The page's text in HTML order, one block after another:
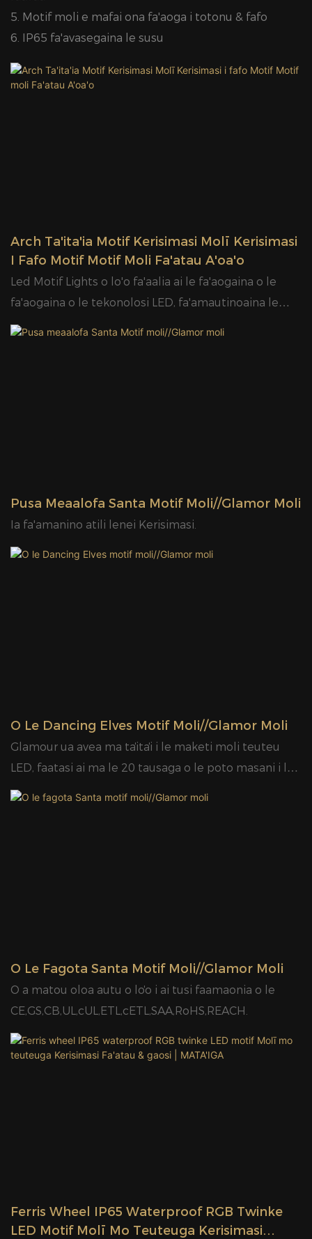
5. Motif moli e mafai ona fa'aoga i totonu & fafo
6. IP65 fa'avasegaina le susu
Arch Ta'ita'ia Motif Kerisimasi Molī Kerisimasi
I Fafo Motif Motif Moli Fa'atau A'oa'o
Led Motif Lights o lo'o fa'aalia ai le fa'aogaina o le
fa'aogaina o le tekonolosi LED, fa'amautinoaina le
umi o le ola a'o fa'aaogaina le malosi tele nai lo le
taimi puupuu, fesoasoani ia te oe e nofoia le maketi
vave.
Pusa Meaalofa Santa Motif Moli//Glamor Moli
Ia fa'amanino atili lenei Kerisimasi.
O Le Dancing Elves Motif Moli//Glamor Moli
Glamour ua avea ma taʻitaʻi i le maketi moli teuteu
LED, faatasi ai ma le 20 tausaga o le poto masani i le
vaega, au mamanu sili, tagata talenia, ma le
O Le Fagota Santa Motif Moli//Glamor Moli
O a matou oloa autu o loʻo i ai tusi faamaonia o le
CE,GS,CB,UL,cUL,ETL,cETL,SAA,RoHS,REACH.
Ferris Wheel IP65 Waterproof RGB Twinke
LED Motif Molī Mo Teuteuga Kerisimasi